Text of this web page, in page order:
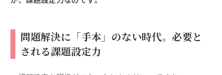
問題解決に「手本」のない時代。必要と
される課題設定力